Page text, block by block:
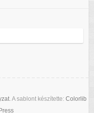
. A sablont készítette: Colorlib